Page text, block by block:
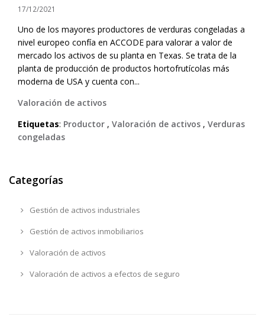
17/12/2021
Uno de los mayores productores de verduras congeladas a
nivel europeo confía en ACCODE para valorar a valor de
mercado los activos de su planta en Texas. Se trata de la
planta de producción de productos hortofrutícolas más
moderna de USA y cuenta con...
Valoración de activos
Etiquetas: Productor , Valoración de activos , Verduras
congeladas
Categorías
Gestión de activos industriales
Gestión de activos inmobiliarios
Valoración de activos
Valoración de activos a efectos de seguro